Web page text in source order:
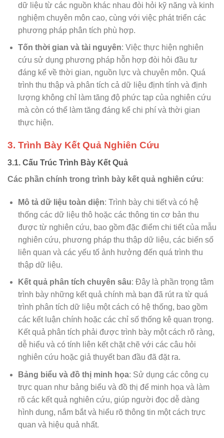
dữ liệu từ các nguồn khác nhau đòi hỏi kỹ năng và kinh
nghiệm chuyên môn cao, cùng với việc phát triển các
phương pháp phân tích phù hợp.
Tốn thời gian và tài nguyên: Việc thực hiện nghiên
cứu sử dụng phương pháp hỗn hợp đòi hỏi đầu tư
đáng kể về thời gian, nguồn lực và chuyên môn. Quá
trình thu thập và phân tích cả dữ liệu định tính và định
lượng không chỉ làm tăng độ phức tạp của nghiên cứu
mà còn có thể làm tăng đáng kể chi phí và thời gian
thực hiện.
3. Trình Bày Kết Quả Nghiên Cứu
3.1. Cấu Trúc Trình Bày Kết Quả
Các phần chính trong trình bày kết quả nghiên cứu:
Mô tả dữ liệu toàn diện: Trình bày chi tiết và có hệ
thống các dữ liệu thô hoặc các thông tin cơ bản thu
được từ nghiên cứu, bao gồm đặc điểm chi tiết của mẫu
nghiên cứu, phương pháp thu thập dữ liệu, các biến số
liên quan và các yếu tố ảnh hưởng đến quá trình thu
thập dữ liệu.
Kết quả phân tích chuyên sâu: Đây là phần trọng tâm
trình bày những kết quả chính mà bạn đã rút ra từ quá
trình phân tích dữ liệu một cách có hệ thống, bao gồm
các kết luận chính hoặc các chỉ số thống kê quan trọng.
Kết quả phân tích phải được trình bày một cách rõ ràng,
dễ hiểu và có tính liên kết chặt chẽ với các câu hỏi
nghiên cứu hoặc giả thuyết ban đầu đã đặt ra.
Bảng biểu và đồ thị minh họa: Sử dụng các công cụ
trực quan như bảng biểu và đồ thị để minh họa và làm
rõ các kết quả nghiên cứu, giúp người đọc dễ dàng
hình dung, nắm bắt và hiểu rõ thông tin một cách trực
quan và hiệu quả nhất.